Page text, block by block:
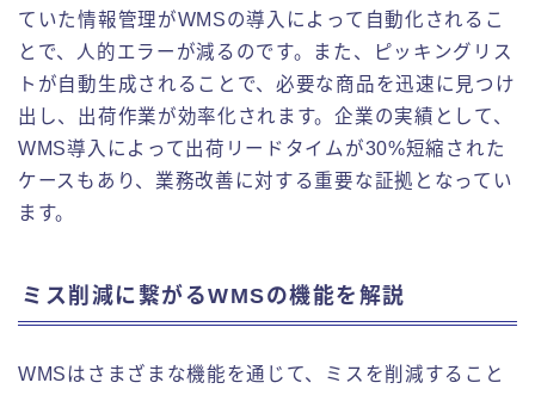
ていた情報管理がWMSの導入によって自動化されるこ
とで、人的エラーが減るのです。また、ピッキングリス
トが自動生成されることで、必要な商品を迅速に見つけ
出し、出荷作業が効率化されます。企業の実績として、
WMS導入によって出荷リードタイムが30%短縮された
ケースもあり、業務改善に対する重要な証拠となってい
ます。
ミス削減に繋がるWMSの機能を解説
WMSはさまざまな機能を通じて、ミスを削減すること